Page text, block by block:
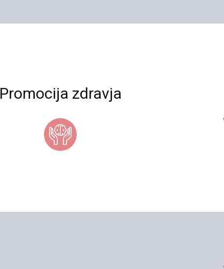
Promocija zdravja